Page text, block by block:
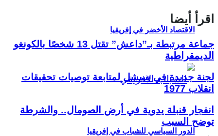
الاقتصاد الأخضر في إفريقيا
الدور السياسي للشباب في إفريقيا
اقرأ أيضا
جماعة مرتبطة بـ”داعش” تقتل 13 شخصًا بالكونغو
الديمقراطية
لجنة جديدة في سيشل لمتابعة توصيات تحقيقات
انقلاب 1977
انفجار قنبلة يدوية في أرض الصومال.. والشرطة
توضح السبب